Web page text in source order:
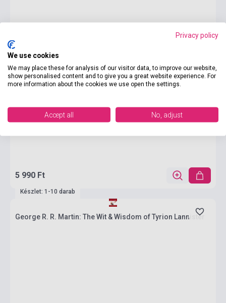
5 990 Ft
Készlet: 1-10 darab
George R. R. Martin: The Wit & Wisdom of Tyrion Lannister
Privacy policy
We use cookies
We may place these for analysis of our visitor data, to improve our website,
show personalised content and to give you a great website experience. For
more information about the cookies we use open the settings.
Accept all No, adjust